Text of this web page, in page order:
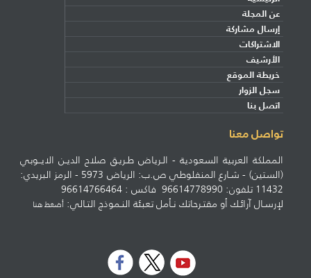
عن المجلة
إرسال مشاركة
الاشتراكات
الأرشيف
خريطة الموقع
سجل الزوار
اتصل بنا
تواصل معنا
المملكة العربية السعودية - الـرياض طـريـق صلاح الديـن الايــوبي
(الستين) - شـارع المنفلوطي ص.ب: الرياض 5973 - الرمز البريدي:
11432 تلفون: 96614778990 فاكس : 96614766464
لإرسـال آرائـك أو مقتـرحاتك نـأمل تعبئة النـموذج التـالي:أضغط هنا